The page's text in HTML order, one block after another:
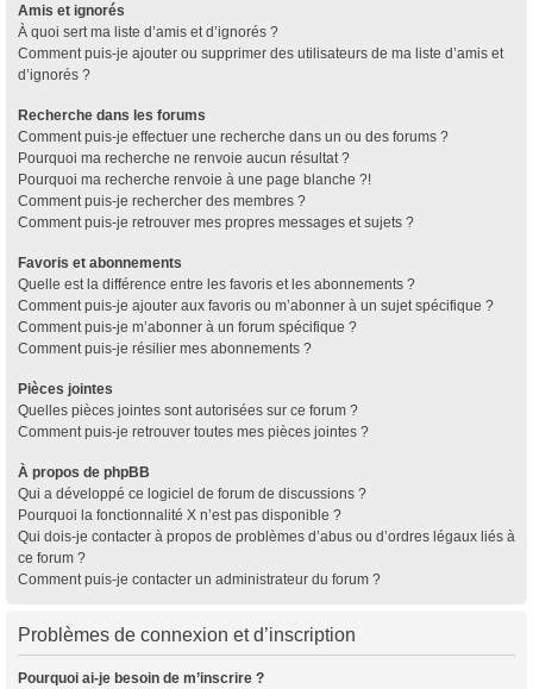
Amis et ignorés
À quoi sert ma liste d’amis et d’ignorés ?
Comment puis-je ajouter ou supprimer des utilisateurs de ma liste d’amis et
d’ignorés ?
Recherche dans les forums
Comment puis-je effectuer une recherche dans un ou des forums ?
Pourquoi ma recherche ne renvoie aucun résultat ?
Pourquoi ma recherche renvoie à une page blanche ?!
Comment puis-je rechercher des membres ?
Comment puis-je retrouver mes propres messages et sujets ?
Favoris et abonnements
Quelle est la différence entre les favoris et les abonnements ?
Comment puis-je ajouter aux favoris ou m’abonner à un sujet spécifique ?
Comment puis-je m’abonner à un forum spécifique ?
Comment puis-je résilier mes abonnements ?
Pièces jointes
Quelles pièces jointes sont autorisées sur ce forum ?
Comment puis-je retrouver toutes mes pièces jointes ?
À propos de phpBB
Qui a développé ce logiciel de forum de discussions ?
Pourquoi la fonctionnalité X n’est pas disponible ?
Qui dois-je contacter à propos de problèmes d’abus ou d’ordres légaux liés à
ce forum ?
Comment puis-je contacter un administrateur du forum ?
Problèmes de connexion et d’inscription
Pourquoi ai-je besoin de m’inscrire ?